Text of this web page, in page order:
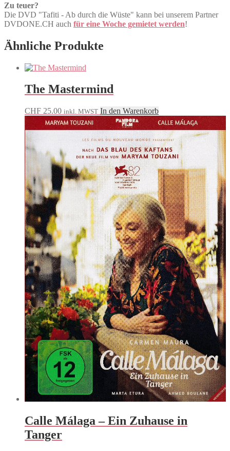
Zu teuer?
Die DVD "Tafiti - Ab durch die Wüste" kann bei unserem Partner
DVDONE.CH auch für eine Woche gemietet werden!
Ähnliche Produkte
The Mastermind
CHF 25.00 inkl. MWST In den Warenkorb
Calle Málaga – Ein Zuhause in
Tanger